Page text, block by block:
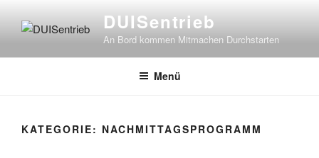
Inhalt
DUISentrieb
An Bord kommen Mitmachen Durchstarten
Menü
KATEGORIE: NACHMITTAGSPROGRAMM